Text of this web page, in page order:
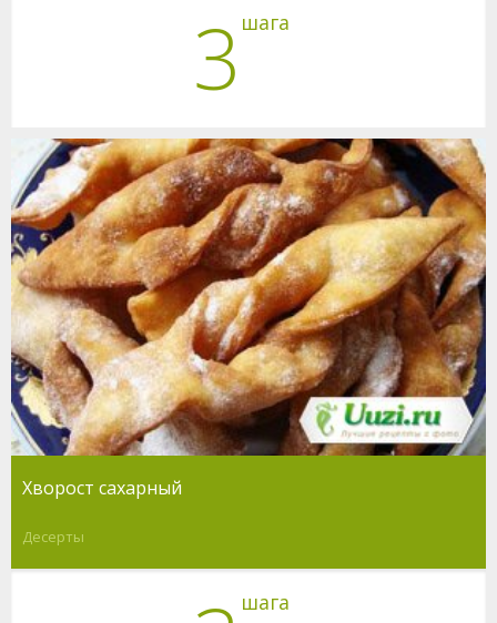
3 шага
Хворост сахарный
Десерты
шага